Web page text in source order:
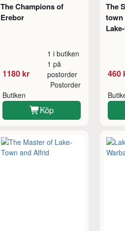
The Champions of
Erebor
1180 kr
1 i butiken
1 på
postorder
Butiken
Postorder
Köp
The
town
460